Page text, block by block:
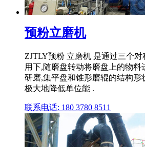
预粉立磨机
ZJTLY预粉 立磨机 是通过三个
用下,随磨盘转动将磨盘上的物料
研磨,集平盘和锥形磨辊的结构形
极大地降低单位能 .
联系电话: 180 3780 8511